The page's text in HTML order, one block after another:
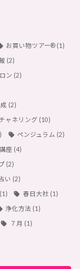
お買い物ツアー®︎(1)
(2)
ン (2)
(2)
チャネリング (10)
ペンジュラム (2)
座 (4)
(2)
い (2)
(1) 春日大社 (1)
浄化方法 (1)
７月 (1)